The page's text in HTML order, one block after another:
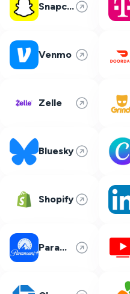
Snapchat
Venmo
Zelle
Bluesky
Shopify
Paramount Plus